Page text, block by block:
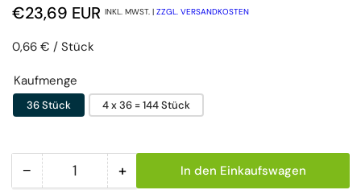
Normaler Preis
€23,69 EUR INKL. MWST. | ZZGL. VERSANDKOSTEN
Preis pro Einheit
0,66 € / pro
Stück
Kaufmenge
36 Stück 4 x 36 = 144 Stück
− Menge reduzieren für Abena San Premium 5
Menge +Menge erhöhen für Abena San
In den Einkaufswagen